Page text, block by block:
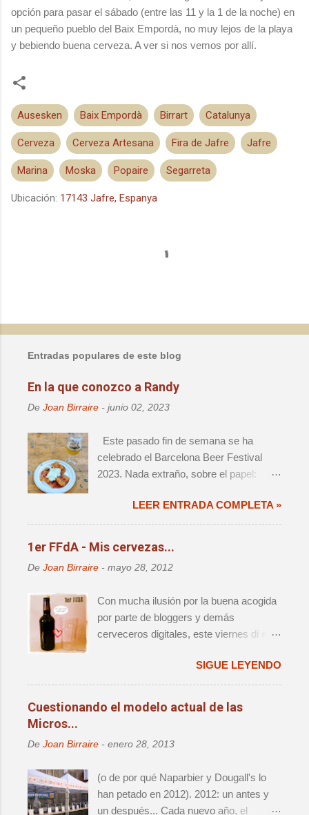
opción para pasar el sábado (entre las 11 y la 1 de la noche) en
un pequeño pueblo del Baix Empordà, no muy lejos de la playa
y bebiendo buena cerveza. A ver si nos vemos por allí.
Ausesken Baix Empordà Birrart Catalunya
Cerveza Cerveza Artesana Fira de Jafre Jafre
Marina Moska Popaire Segarreta
Ubicación: 17143 Jafre, Espanya
t
r
o
Entradas populares de este blog
En la que conozco a Randy
De Joan Birraire - junio 02, 2023
Este pasado fin de semana se ha
celebrado el Barcelona Beer Festival
2023. Nada extraño, sobre el papel:
magnitud, que ya forma parte del
calendario anual de actos relevantes. El
cambio de sede significaba un retorno a
artesana en este país, así como una
que han aparecido alrededor del festival
- i.e. Challenge e Innbrew –.
Ingredientes, todos ellos, que hacían que
LEER ENTRADA COMPLETA »
1er FFdA - Mis cervezas...
De Joan Birraire - mayo 28, 2012
Con mucha ilusión por la buena acogida
por parte de bloggers y demás
cerveceros digitales, este viernes di el
Fondo de Armario (FFdA), una iniciativa
que, como ya se ha contado
anteriormente, busca hacer un favor a
buenas botellas que vamos acumulando
tener una excusa para celebrar algo y
degustar cervezas de las que no
SIGUE LEYENDO
Cuestionando el modelo actual de las
Micros...
De Joan Birraire - enero 28, 2013
(o de por qué Naparbier y Dougall's lo
han petado en 2012). 2012: un antes y
un después... Cada nuevo año, el